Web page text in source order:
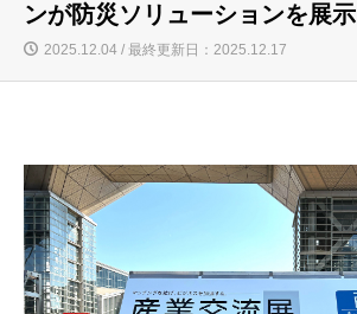
ンが防災ソリューションを展示
2025.12.04 / 最終更新日：2025.12.17